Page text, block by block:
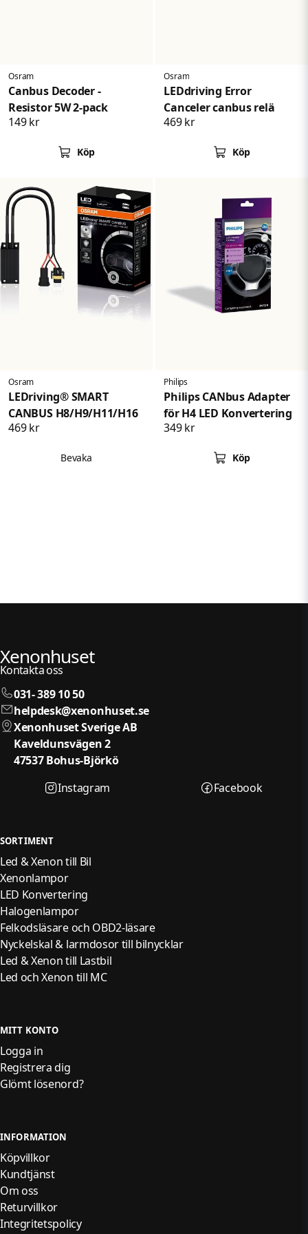
Osram
Canbus Decoder -
Resistor 5W 2-pack
149 kr
Köp
Osram
LEDdriving Error
Canceler canbus relä
469 kr
Köp
Osram
LEDriving® SMART
CANBUS H8/H9/H11/H16
469 kr
Bevaka
Philips
Philips CANbus Adapter
för H4 LED Konvertering
349 kr
Köp
Xenonhuset
Kontakta oss
031- 389 10 50
helpdesk@xenonhuset.se
Xenonhuset Sverige AB
Kaveldunsvägen 2
47537 Bohus-Björkö
Instagram
Facebook
SORTIMENT
Led & Xenon till Bil
Xenonlampor
LED Konvertering
Halogenlampor
Felkodsläsare och OBD2-läsare
Nyckelskal & larmdosor till bilnycklar
Led & Xenon till Lastbil
Led och Xenon till MC
MITT KONTO
Logga in
Registrera dig
Glömt lösenord?
INFORMATION
Köpvillkor
Kundtjänst
Om oss
Returvillkor
Integritetspolicy